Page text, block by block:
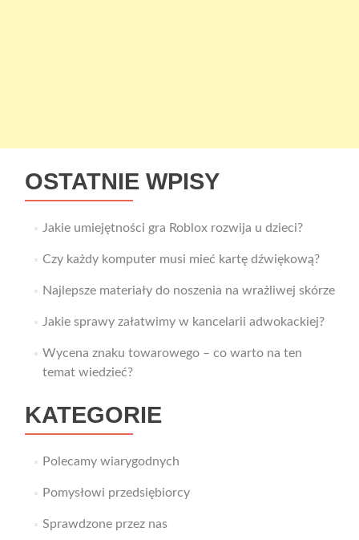
OSTATNIE WPISY
Jakie umiejętności gra Roblox rozwija u dzieci?
Czy każdy komputer musi mieć kartę dźwiękową?
Najlepsze materiały do noszenia na wrażliwej skórze
Jakie sprawy załatwimy w kancelarii adwokackiej?
Wycena znaku towarowego – co warto na ten
temat wiedzieć?
KATEGORIE
Polecamy wiarygodnych
Pomysłowi przedsiębiorcy
Sprawdzone przez nas